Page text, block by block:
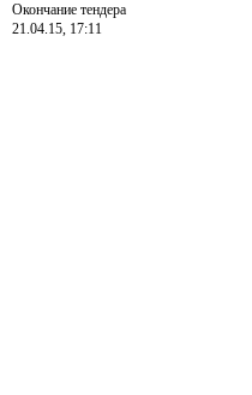
Окончание тендера
21.04.15, 17:11